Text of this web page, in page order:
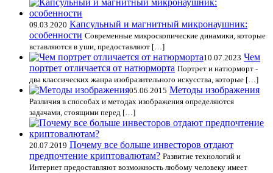
09.03.2020 Капсульный и магнитный микронаушник:
особенности Современные микроскопические динамики, которые
вставляются в уши, предоставляют […]
10.07.2023 Чем
портрет отличается от натюрморта Портрет и натюрморт -
два классических жанра изобразительного искусства, которые […]
05.06.2015 Методы изображения
Различия в способах и методах изображения определяются
задачами, стоящими перед […]
20.07.2019 Почему все больше инвесторов отдают
предпочтение криптовалютам? Развитие технологий и
Интернет предоставляют возможность любому человеку имеет